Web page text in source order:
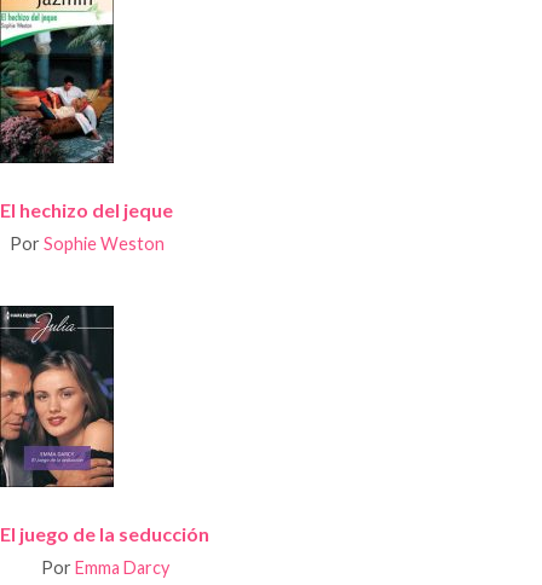
El hechizo del jeque
Por Sophie Weston
El juego de la seducción
Por Emma Darcy